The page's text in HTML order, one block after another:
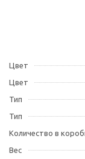
Цвет
Цвет
Тип
Тип
Количество в
Вес